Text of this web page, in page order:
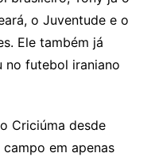
o Juventude e o
Ele também já
no futebol iraniano
Criciúma desde
em apenas